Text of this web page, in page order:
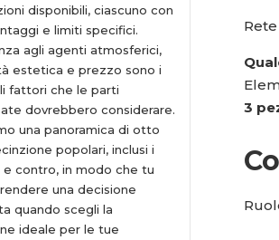
3
disponibili, ciascuno con
e limiti specifici.
agli agenti atmosferici,
estetica e prezzo sono i
fattori che le parti
dovrebbero considerare.
una panoramica di otto
popolari, inclusi i
e contro, in modo che tu
una decisione
quando scegli la
ideale per le tue